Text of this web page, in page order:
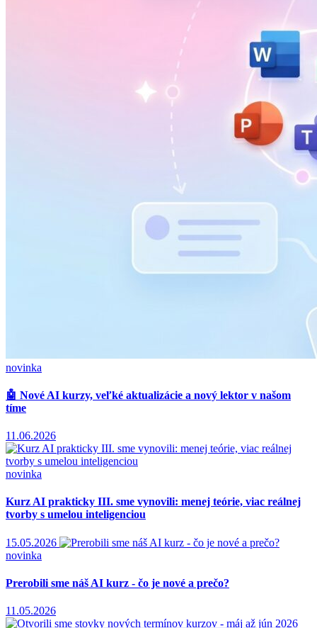
novinka
🤖 Nové AI kurzy, veľké aktualizácie a nový lektor v našom
tíme
11.06.2026
novinka
Kurz AI prakticky III. sme vynovili: menej teórie, viac reálnej
tvorby s umelou inteligenciou
15.05.2026
novinka
Prerobili sme náš AI kurz - čo je nové a prečo?
11.05.2026